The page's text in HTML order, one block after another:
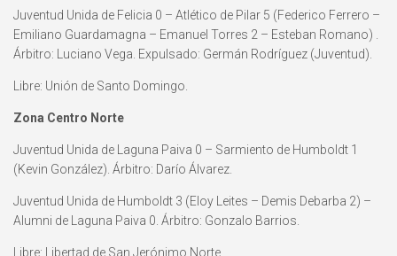
Juventud Unida de Felicia 0 – Atlético de Pilar 5 (Federico Ferrero –
Emiliano Guardamagna – Emanuel Torres 2 – Esteban Romano) .
Árbitro: Luciano Vega. Expulsado: Germán Rodríguez (Juventud).
Libre: Unión de Santo Domingo.
Zona Centro Norte
Juventud Unida de Laguna Paiva 0 – Sarmiento de Humboldt 1
(Kevin González). Árbitro: Darío Álvarez.
Juventud Unida de Humboldt 3 (Eloy Leites – Demis Debarba 2) –
Alumni de Laguna Paiva 0. Árbitro: Gonzalo Barrios.
Libre: Libertad de San Jerónimo Norte.